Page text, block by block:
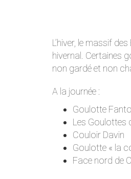
L’hiver, le massif
hivernal. Certaines
non gardé et non
A la journée :
Goulotte
Les Goulottes
Couloir Davin
Goulotte « la
Face nord de